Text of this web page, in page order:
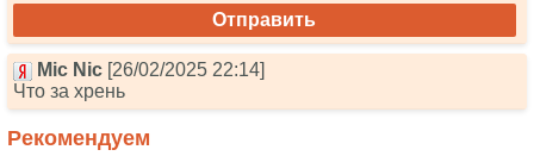
Mic Nic [26/02/2025 22:14]
Что за хрень
Рекомендуем